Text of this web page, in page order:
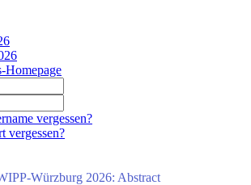
Homepage
vergessen?
vergessen?
Würzburg 2026: Abstract